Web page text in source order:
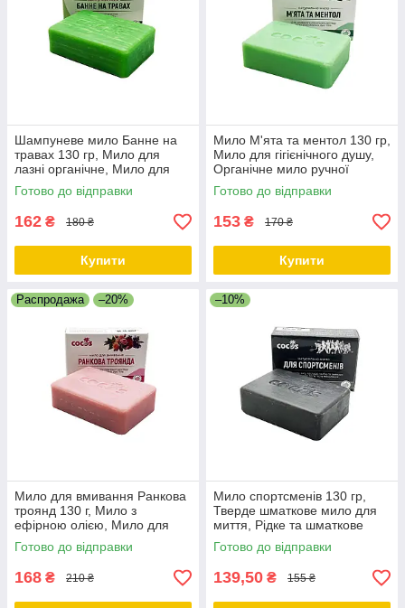
Шампуневе мило Банне на
травах 130 гр, Мило для
лазні органічне, Мило для
лазні та сауни, Мило ручної
роботи ТМ Cocos
Готово до відправки
162 ₴ 180 ₴
Купити
Мило М'ята та ментол 130 гр,
Мило для гігієнічного душу,
Органічне мило ручної
роботи ТМ Cocos
Готово до відправки
153 ₴ 170 ₴
Купити
Распродажа –20%
Мило для вмивання Ранкова
троянд 130 г, Мило з
ефірною олією, Мило для
обличчя та тіла натуральне,
Косметичний засіб мило ТМ
Готово до відправки
168 ₴ 210 ₴
–10%
Мило спортсменів 130 гр,
Тверде шматкове мило для
миття, Рідке та шматкове
мило, Мило з чорним
вугіллям ТМ Cocos
Готово до відправки
139,50 ₴ 155 ₴